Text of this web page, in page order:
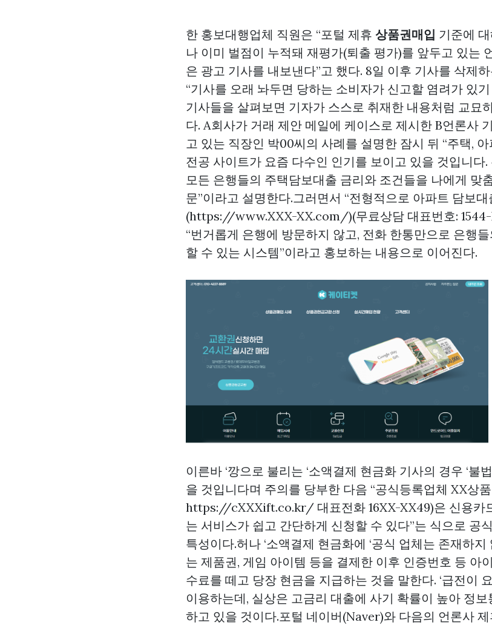
한 홍보대행업체 직원은 “포털 제휴 상품권매입 기준에
나 이미 벌점이 누적돼 재평가(퇴출 평가)를 앞두고 있는
은 광고 기사를 내보낸다”고 했다. 8일 이후 기사를 삭제
“기사를 오래 놔두면 당하는 소비자가 신고할 염려가 있
기사들을 살펴보면 기자가 스스로 취재한 내용처럼 교묘
다. A회사가 거래 제안 메일에 케이스로 제시한 B언론사
고 있는 직장인 박00씨의 사례를 설명한 잠시 뒤 “주택,
전공 사이트가 요즘 다수인 인기를 보이고 있을 것입니다
모든 은행들의 주택담보대출 금리와 조건들을 나에게 맞
문”이라고 설명한다.그러면서 “전형적으로 아파트 담보
(https://www.XXX-XX.com/)(무료상담 대표번호: 1544-
“번거롭게 은행에 방문하지 않고, 전화 한통만으로 은행
할 수 있는 시스템”이라고 홍보하는 내용으로 이어진다.
이른바 ‘깡으로 불리는 ‘소액결제 현금화 기사의 경우 ‘불
을 것입니다며 주의를 당부한 다음 “공식등록업체 XX상
https://cXXXift.co.kr/ 대표전화 16XX-XX49)은 신용카
는 서비스가 쉽고 간단하게 신청할 수 있다”는 식으로 공
특성이다.허나 ‘소액결제 현금화에 ‘공식 업체는 존재하지
는 제품권, 게임 아이템 등을 결제한 이후 인증번호 등 아
수료를 떼고 당장 현금을 지급하는 것을 말한다. ‘급전이
이용하는데, 실상은 고금리 대출에 사기 확률이 높아 정
하고 있을 것이다.포털 네이버(Naver)와 다음의 언론사